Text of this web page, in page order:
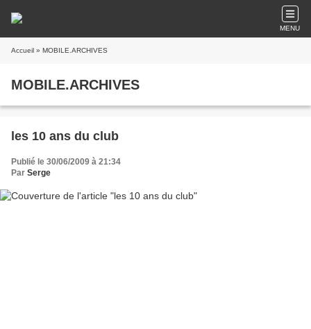
MENU
Accueil » MOBILE.ARCHIVES
MOBILE.ARCHIVES
les 10 ans du club
Publié le 30/06/2009 à 21:34
Par Serge